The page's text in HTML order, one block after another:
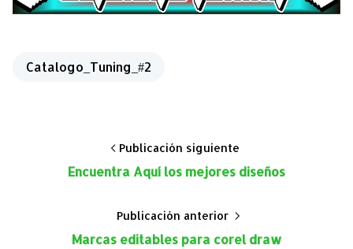
Catalogo_Tuning_#2
Publicación siguiente
Encuentra Aquí los mejores diseños
Publicación anterior
Marcas editables para corel draw